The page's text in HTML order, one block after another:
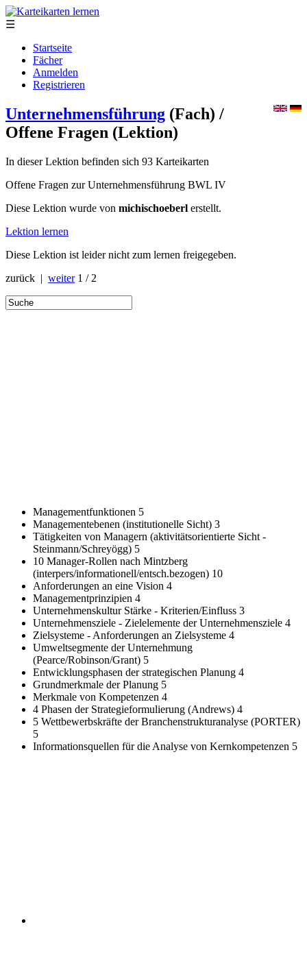
☰
Startseite
Fächer
Anmelden
Registrieren
Unternehmensführung (Fach) /
Offene Fragen (Lektion)
In dieser Lektion befinden sich 93 Karteikarten
Offene Fragen zur Unternehmensführung BWL IV
Diese Lektion wurde von michischoeberl erstellt.
Lektion lernen
Diese Lektion ist leider nicht zum lernen freigegeben.
zurück | weiter 1 / 2
Managementfunktionen 5
Managementebenen (institutionelle Sicht) 3
Tätigkeiten von Managern (aktivitätsorientierte Sicht -
Steinmann/Schreyögg) 5
10 Manager-Rollen nach Mintzberg
(interpers/informationell/entsch.bezogen) 10
Anforderungen an eine Vision 4
Managementprinzipien 4
Unternehmenskultur Stärke - Kriterien/Einfluss 3
Unternehmensziele - Zielelemente der Unternehmensziele 4
Zielsysteme - Anforderungen an Zielsysteme 4
Umweltsegmente der Unternehmung
(Pearce/Robinson/Grant) 5
Entwicklungsphasen der strategischen Planung 4
Grundmerkmale der Planung 5
Merkmale von Kompetenzen 4
4 Phasen der Strategieformulierung (Andrews) 4
5 Wettbewerbskräfte der Branchenstrukturanalyse (PORTER)
5
Informationsquellen für die Analyse von Kernkompetenzen 5